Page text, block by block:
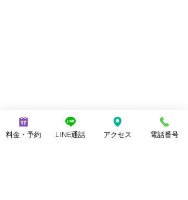
料金・予約 LINE通話 アクセス 電話番号